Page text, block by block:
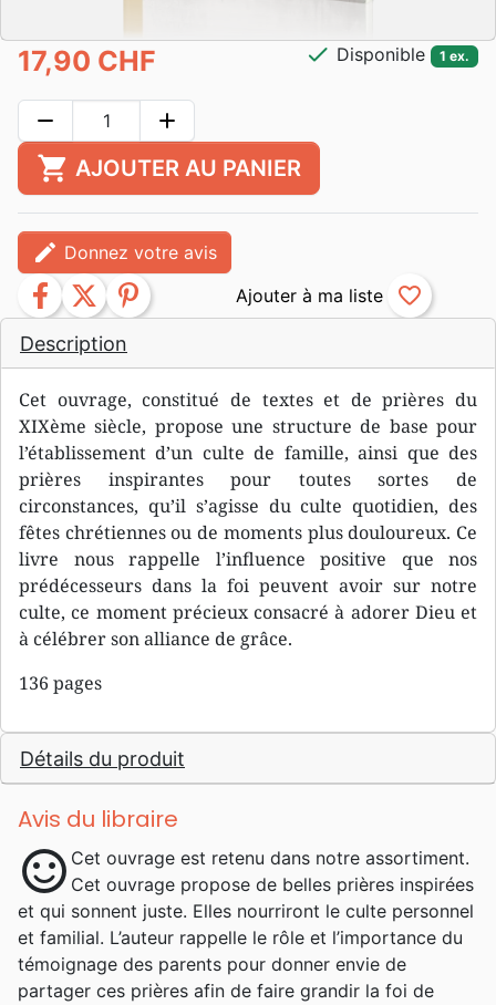
Description
Cet ouvrage, constitué de textes et de prières du
XIXème siècle, propose une structure de base pour
l’établissement d’un culte de famille, ainsi que des
prières inspirantes pour toutes sortes de
circonstances, qu’il s’agisse du culte quotidien, des
fêtes chrétiennes ou de moments plus douloureux. Ce
livre nous rappelle l’influence positive que nos
prédécesseurs dans la foi peuvent avoir sur notre
culte, ce moment précieux consacré à adorer Dieu et
à célébrer son alliance de grâce.
136 pages
Détails du produit
Avis du libraire
sentiment_satisfied Cet ouvrage est retenu dans notre assortiment.
Cet ouvrage propose de belles prières inspirées
et qui sonnent juste. Elles nourriront le culte personnel
et familial. L’auteur rappelle le rôle et l’importance du
témoignage des parents pour donner envie de
partager ces prières afin de faire grandir la foi de
17,90 CHF check Disponible 1 ex.
remove add
shopping_cart AJOUTER AU PANIER
edit Donnez votre avis
facebook twitter pinterest favorite_border